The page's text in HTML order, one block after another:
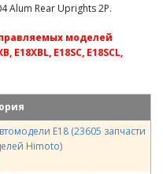
Alum Rear Uprights 2P.
моделей
E18XBL, E18SC, E18SCL,
E18 (23605 запчасти
Himoto)